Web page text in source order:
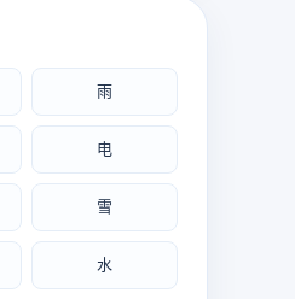
雨
电
雪
水